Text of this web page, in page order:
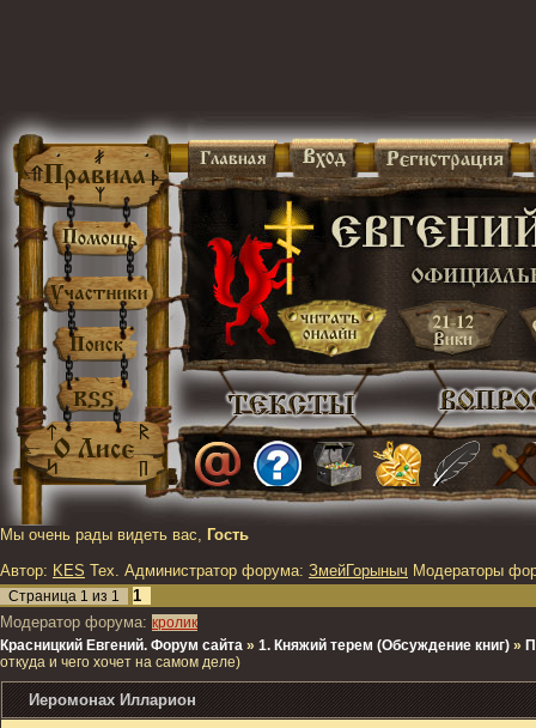
Мы очень рады видеть вас, Гость
Автор: KES Тех. Администратор форума: ЗмейГорыныч Модераторы
Страница 1 из 1
1
Модератор форума: кролик
Красницкий Евгений. Форум сайта » 1. Княжий терем (Обсуждение книг) »
откуда и чего хочет на самом деле)
Иеромонах Илларион